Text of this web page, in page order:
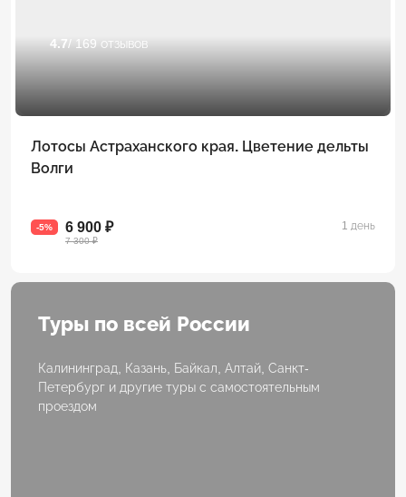
4.7/ 169 отзывов
Лотосы Астраханского края. Цветение дельты
Волги
-5% 6 900 ₽
7 300 ₽
1 день
Туры по всей России
Калининград, Казань, Байкал, Алтай, Санкт-
Петербург и другие туры с самостоятельным
проездом